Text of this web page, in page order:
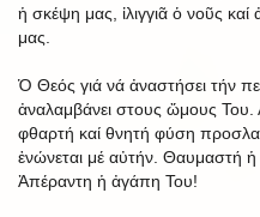
ἡ σκέψη μας, ἰλιγγιᾶ ὁ νοῦς καί
μας.
Ὁ Θεός γιά νά ἀναστήσει τήν
ἀναλαμβάνει στους ὤμους Του.
φθαρτή καί θνητή φύση
ἑνώνεται μέ αὐτήν. Θαυμαστή
Ἀπέραντη ἡ ἀγάπη Του!